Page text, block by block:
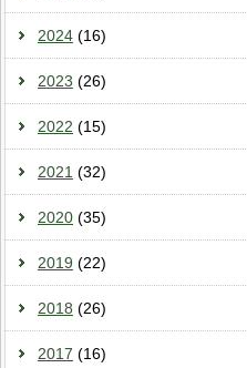
2024 (16)
2023 (26)
2022 (15)
2021 (32)
2020 (35)
2019 (22)
2018 (26)
2017 (16)